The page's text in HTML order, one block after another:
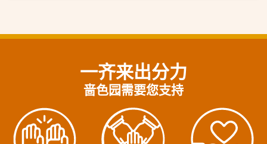
一齐来出分力
啬色园需要您支持